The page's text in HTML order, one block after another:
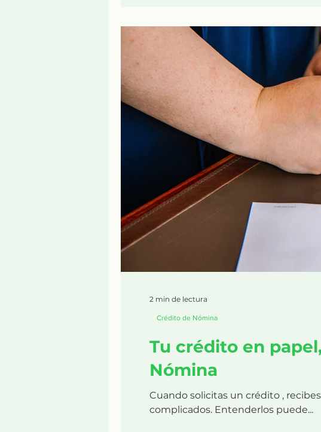
Tu crédito en
Nómina
Cuando solicitas un crédito ,
complicados. Entenderlos puede...
Crédito de Nómina
2 min de lectura